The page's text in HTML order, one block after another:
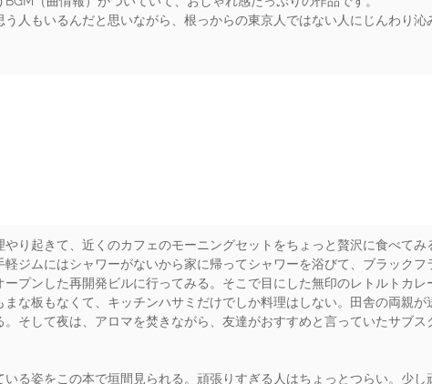
人もいるんだと思いながら、根っからの東京人ではない人にじんわり沁
り起きて、近くのカフェのモーニングセットをちょっと贅沢に食べてみ
ジムにはシャワーがないから家に帰ってシャワーを浴びて、ブラック
プンした再開発ビルに行ってみる。そこで目にした無印のレトルトカレ
な板もなくて、キッチンハサミだけでしか料理はしない。田舎の両親が
そして夜は、アロマを焚きながら、友達がおすすめと言っていたサブス
る姿をこの本で垣間見られる。頑張りすぎる人はちょっとつらい。少し